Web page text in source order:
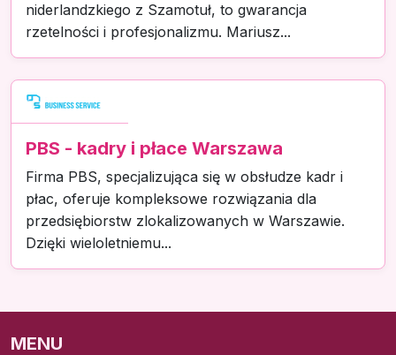
niderlandzkiego z Szamotuł, to gwarancja
rzetelności i profesjonalizmu. Mariusz...
PBS - kadry i płace Warszawa
Firma PBS, specjalizująca się w obsłudze kadr i
płac, oferuje kompleksowe rozwiązania dla
przedsiębiorstw zlokalizowanych w Warszawie.
Dzięki wieloletniemu...
MENU